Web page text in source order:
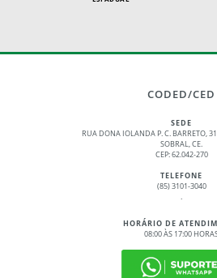
CODED/CED
SEDE
RUA DONA IOLANDA P. C. BARRETO,
SOBRAL, CE.
CEP: 62.042-270
TELEFONE
(85) 3101-3040
.
HORÁRIO DE
08:00 ÀS 17:00